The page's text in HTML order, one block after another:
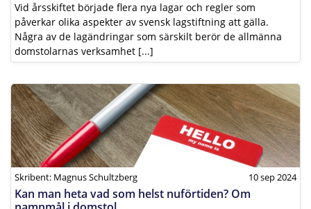
Vid årsskiftet började flera nya lagar och regler som
påverkar olika aspekter av svensk lagstiftning att gälla.
Några av de lagändringar som särskilt berör de allmänna
domstolarnas verksamhet [...]
Skribent: Magnus Schultzberg 10 sep 2024
Kan man heta vad som helst nuförtiden? Om